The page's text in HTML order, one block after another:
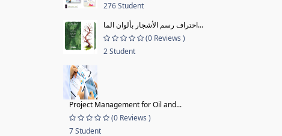
276 Student
احتراف رسم الأشجار بألوان الما...
(0 Reviews )
2 Student
Project Management for Oil and...
(0 Reviews )
7 Student